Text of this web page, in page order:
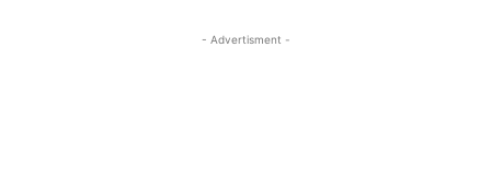
- Advertisment -